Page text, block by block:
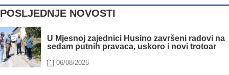
POSLJEDNJE NOVOSTI
U Mjesnoj zajednici Husino završeni radovi na
sedam putnih pravaca, uskoro i novi trotoar
Posted
06/08/2026